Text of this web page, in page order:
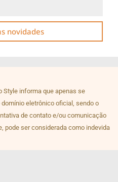
novidades
Style informa que apenas se
eletrônico oficial, sendo o
de contato e/ou comunicação
pode ser considerada como indevida